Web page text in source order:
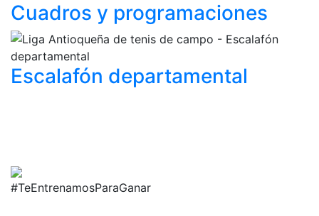
Cuadros y programaciones
Escalafón departamental
#TeEntrenamosParaGanar